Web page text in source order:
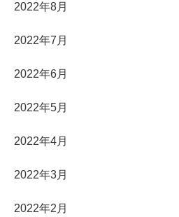
2022年8月
2022年7月
2022年6月
2022年5月
2022年4月
2022年3月
2022年2月